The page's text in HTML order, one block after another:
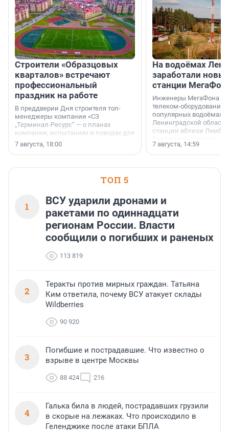
Строители «Образцовых
кварталов» встречают
профессиональный
праздник на работе
В преддверии Дня строителя топ-
менеджеры компании «СЗ
„Терминал-Ресурс“ — о планах
компании, испытаниях и поводах для
осторожного оптимизма.
7 августа, 18:00
На водоёмах
заработали
станции
Инженеры МегаФона
телеком-оборудование
популярных водоёмах
Ленинградской
станции вблизи
недалеко от Большого
водопада.
7 августа, 14:59
ТОП 5
1
ВСУ ударили дронами и
ракетами по одиннадцати
регионам России. Власти
сообщили о погибших и раненых
113 819
2
Теракты против мирных граждан. Татьяна
Ким ответила, почему ВСУ атакует склады
Wildberries
90 920
3
Погибшие и пострадавшие. Что известно о
взрыве в центре Москвы
88 424 216
4
Галька била в людей, пострадавших грузили
в скорые на лежаках. Что происходило в
Геленджике после атаки БПЛА